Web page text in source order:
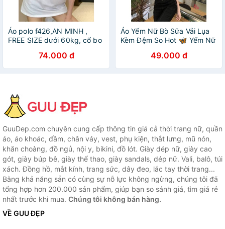
Áo polo f426,AN MINH ,
FREE SIZE dưới 60kg, cổ bo
74.000 đ
Áo Yếm Nữ Bò Sữa Vải Lụa
Kèm Đệm So Hot 🦋 Yếm Nữ
Siêu Xinh49.000 đ
GuuDep.com chuyên cung cấp thông tin giá cả thời trang nữ, quần
áo, áo khoác, đầm, chân váy, vest, phụ kiện, thắt lưng, mũ nón,
khăn choàng, đồ ngủ, nội y, bikini, đồ lót. Giày dép nữ, giày cao
gót, giày búp bê, giày thể thao, giày sandals, dép nữ. Vali, balô, túi
xách. Đồng hồ, mắt kính, trang sức, dây đeo, lắc tay thời trang...
Bằng khả năng sẵn có cùng sự nỗ lực không ngừng, chúng tôi đã
tổng hợp hơn 200.000 sản phẩm, giúp bạn so sánh giá, tìm giá rẻ
nhất trước khi mua. Chúng tôi không bán hàng.
VỀ GUU ĐẸP